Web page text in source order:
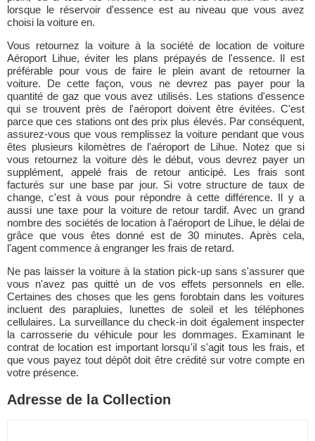
lorsque le réservoir d'essence est au niveau que vous avez
choisi la voiture en.
Vous retournez la voiture à la société de location de voiture
Aéroport Lihue, éviter les plans prépayés de l'essence. Il est
préférable pour vous de faire le plein avant de retourner la
voiture. De cette façon, vous ne devrez pas payer pour la
quantité de gaz que vous avez utilisés. Les stations d'essence
qui se trouvent près de l'aéroport doivent être évitées. C'est
parce que ces stations ont des prix plus élevés. Par conséquent,
assurez-vous que vous remplissez la voiture pendant que vous
êtes plusieurs kilomètres de l'aéroport de Lihue. Notez que si
vous retournez la voiture dès le début, vous devrez payer un
supplément, appelé frais de retour anticipé. Les frais sont
facturés sur une base par jour. Si votre structure de taux de
change, c'est à vous pour répondre à cette différence. Il y a
aussi une taxe pour la voiture de retour tardif. Avec un grand
nombre des sociétés de location à l'aéroport de Lihue, le délai de
grâce que vous êtes donné est de 30 minutes. Après cela,
l'agent commence à engranger les frais de retard.
Ne pas laisser la voiture à la station pick-up sans s'assurer que
vous n'avez pas quitté un de vos effets personnels en elle.
Certaines des choses que les gens forobtain dans les voitures
incluent des parapluies, lunettes de soleil et les téléphones
cellulaires. La surveillance du check-in doit également inspecter
la carrosserie du véhicule pour les dommages. Examinant le
contrat de location est important lorsqu'il s'agit tous les frais, et
que vous payez tout dépôt doit être crédité sur votre compte en
votre présence.
Adresse de la Collection